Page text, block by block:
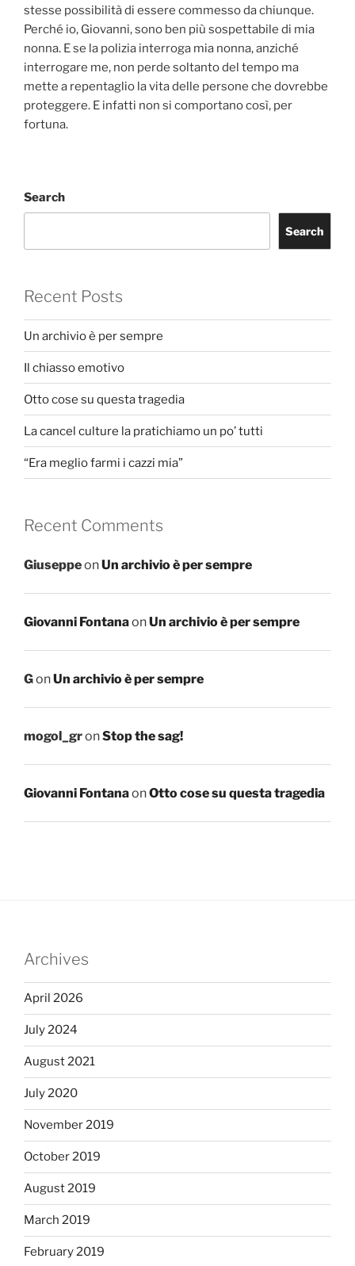
stesse possibilità di essere commesso da chiunque.
Perché io, Giovanni, sono ben più sospettabile di mia
nonna. E se la polizia interroga mia nonna, anziché
interrogare me, non perde soltanto del tempo ma
mette a repentaglio la vita delle persone che dovrebbe
proteggere. E infatti non si comportano così, per
fortuna.
Search
Search
Recent Posts
Un archivio è per sempre
Il chiasso emotivo
Otto cose su questa tragedia
La cancel culture la pratichiamo un po’ tutti
“Era meglio farmi i cazzi mia”
Recent Comments
GiuseppeonUn archivio è per sempre
Giovanni FontanaonUn archivio è per sempre
GonUn archivio è per sempre
mogol_gronStop the sag!
Giovanni FontanaonOtto cose su questa tragedia
Archives
April 2026
July 2024
August 2021
July 2020
November 2019
October 2019
August 2019
March 2019
February 2019